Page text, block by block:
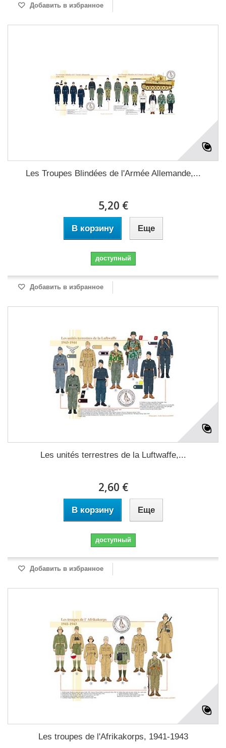
Добавить в избранное
Les Troupes Blindées de l'Armée Allemande,...
5,20 €
В корзину Еще
доступный
Добавить в избранное
Les unités terrestres de la Luftwaffe,...
2,60 €
В корзину Еще
доступный
Добавить в избранное
Les troupes de l'Afrikakorps, 1941-1943